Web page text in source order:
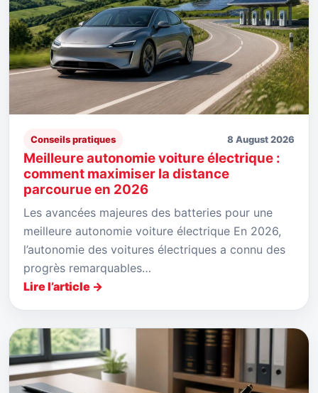
Conseils pratiques 8 August 2026
Meilleure autonomie voiture électrique :
comment maximiser la distance
parcourue en 2026
Les avancées majeures des batteries pour une
meilleure autonomie voiture électrique En 2026,
l’autonomie des voitures électriques a connu des
progrès remarquables…
Lire l’article →